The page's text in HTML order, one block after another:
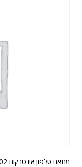
מתאם טלפון אינטרקום PAL102